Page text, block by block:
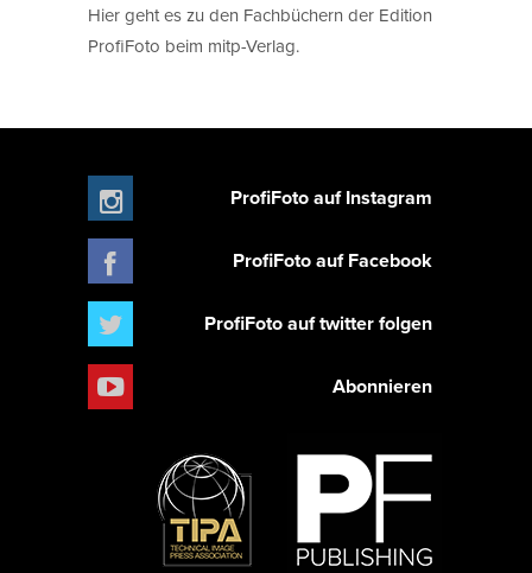
Hier geht es zu den Fachbüchern der Edition
ProfiFoto beim mitp-Verlag.
ProfiFoto auf Instagram
ProfiFoto auf Facebook
ProfiFoto auf twitter folgen
Abonnieren